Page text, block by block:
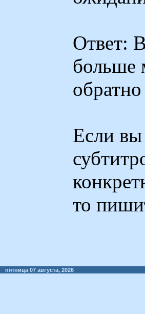
Ответ:
больше
Если вы
то
пятница 07 августа, 2026